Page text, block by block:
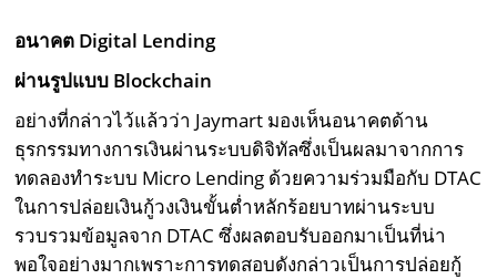
อนาคต Digital Lending
ผ่านรูปแบบ Blockchain
อย่างที่กล่าวไว้แล้วว่า Jaymart มองเห็นอนาคตด้าน
ธุรกรรมทางการเงินผ่านระบบดิจิทัลซึ่งเป็นผลมาจากการ
ทดลองทำระบบ Micro Lending ด้วยความร่วมมือกับ DTAC
ในการปล่อยเงินกู้วงเงินขั้นต่ำหลักร้อยบาทผ่านระบบ
รวบรวมข้อมูลจาก DTAC ซึ่งผลตอบรับออกมาเป็นที่น่า
พอใจอย่างมากเพราะการทดสอบดังกล่าวเป็นการปล่อยกู้